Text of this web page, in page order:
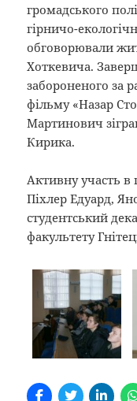
громадського
гірничо-
обговорювали
Хоткевича.
забороненого за
фільму «Назар
Мартинович
Кирика.
Активну участь в
Піхлер Едуард,
студентський
факультету